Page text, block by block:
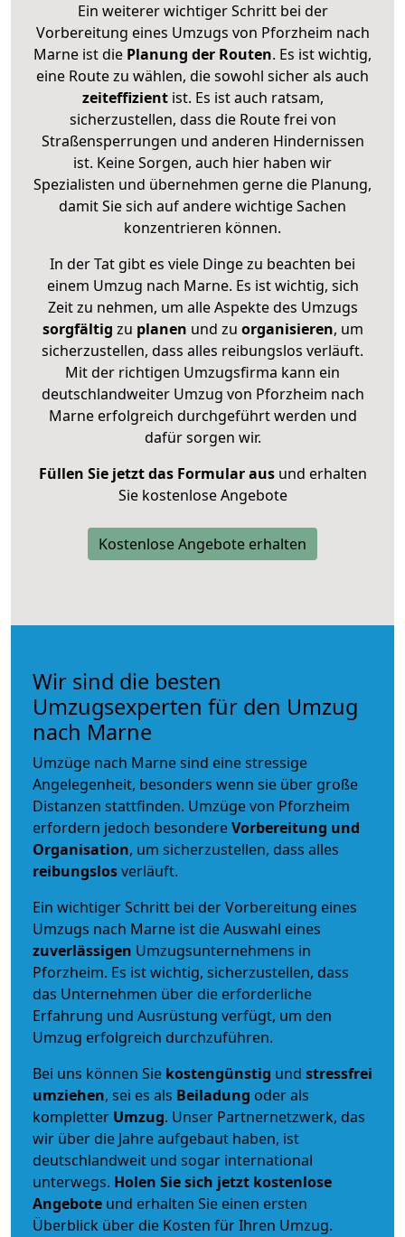
Ein weiterer wichtiger Schritt bei der
Vorbereitung eines Umzugs von Pforzheim nach
Marne ist die Planung der Routen. Es ist wichtig,
eine Route zu wählen, die sowohl sicher als auch
zeiteffizientist. Es ist auch ratsam,
sicherzustellen, dass die Route frei von
Straßensperrungen und anderen Hindernissen
ist. Keine Sorgen, auch hier haben wir
Spezialisten und übernehmen gerne die Planung,
damit Sie sich auf andere wichtige Sachen
konzentrieren können.
In der Tat gibt es viele Dinge zu beachten bei
einem Umzug nach Marne. Es ist wichtig, sich
Zeit zu nehmen, um alle Aspekte des Umzugs
sorgfältig zu planen und zu organisieren, um
sicherzustellen, dass alles reibungslos verläuft.
Mit der richtigen Umzugsfirma kann ein
deutschlandweiter Umzug von Pforzheim nach
Marne erfolgreich durchgeführt werden und
dafür sorgen wir.
Füllen Sie jetzt das Formular ausund erhalten
Sie kostenlose Angebote
Kostenlose Angebote erhalten
Wir sind die besten
Umzugsexperten für den Umzug
nach Marne
Umzüge nach Marne sind eine stressige
Angelegenheit, besonders wenn sie über große
Distanzen stattfinden. Umzüge von Pforzheim
erfordern jedoch besondereVorbereitung und
Organisation, um sicherzustellen, dass alles
reibungslosverläuft.
Ein wichtiger Schritt bei der Vorbereitung eines
Umzugs nach Marne ist die Auswahl eines
zuverlässigen Umzugsunternehmens in
Pforzheim. Es ist wichtig, sicherzustellen, dass
das Unternehmen über die erforderliche
Erfahrung und Ausrüstung verfügt, um den
Umzug erfolgreich durchzuführen.
Bei uns können Sie kostengünstig und stressfrei
umziehen, sei es als Beiladung oder als
kompletter Umzug. Unser Partnernetzwerk, das
wir über die Jahre aufgebaut haben, ist
deutschlandweit und sogar international
unterwegs. Holen Sie sich jetzt kostenlose
Angebote und erhalten Sie einen ersten
Überblick über die Kosten für Ihren Umzug.